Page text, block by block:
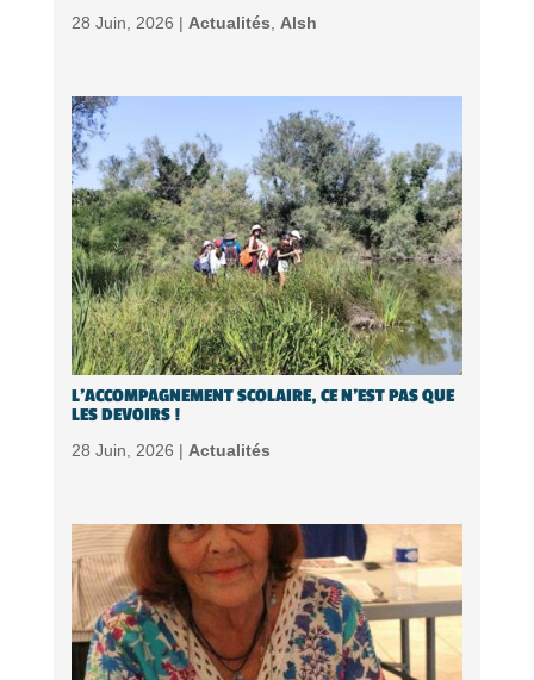
28 Juin, 2026 | Actualités, Alsh
L’ACCOMPAGNEMENT SCOLAIRE, CE N’EST PAS QUE
LES DEVOIRS !
28 Juin, 2026 | Actualités